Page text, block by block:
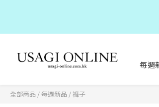
每週
全部商品 /每週新品 /褲子